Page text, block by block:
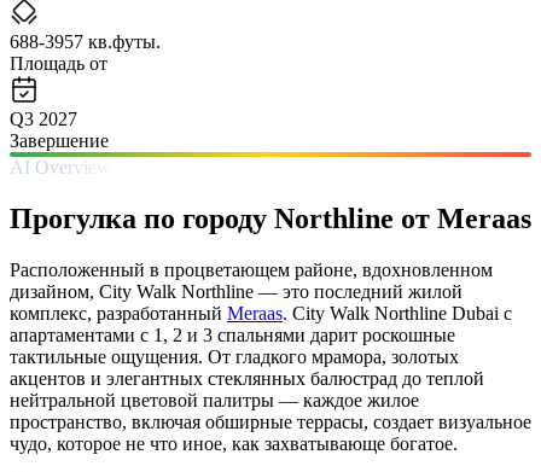
688-3957 кв.футы.
Площадь от
Q3 2027
Завершение
AI Overview
Прогулка по городу Northline от Meraas
Расположенный в процветающем районе, вдохновленном
дизайном, City Walk Northline — это последний жилой
комплекс, разработанный Meraas. City Walk Northline Dubai с
апартаментами с 1, 2 и 3 спальнями дарит роскошные
тактильные ощущения. От гладкого мрамора, золотых
акцентов и элегантных стеклянных балюстрад до теплой
нейтральной цветовой палитры — каждое жилое
пространство, включая обширные террасы, создает визуальное
чудо, которое не что иное, как захватывающе богатое.